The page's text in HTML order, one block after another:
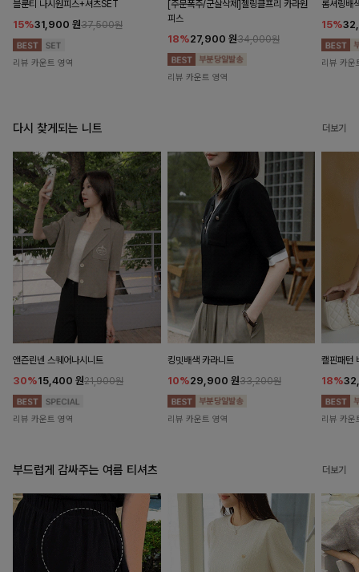
블룬티 나시원피스+셔츠SET
15%31,900 원37,500원
리뷰 카운트 영역
[주문폭주/군살삭제]젤링클프리 카라원
피스
18%27,900 원34,000원
리뷰 카운트 영역
롬셔링배
15%
리뷰 카운
다시 찾게되는 니트 더보기
앤즌린넨 스퀘어나시니트
30%15,400 원21,900원
리뷰 카운트 영역
킹밋배색 카라니트
10%29,900 원33,200원
리뷰 카운트 영역
캘핀패턴
18%
리뷰 카운
부드럽게 감싸주는 여름 티셔츠 더보기